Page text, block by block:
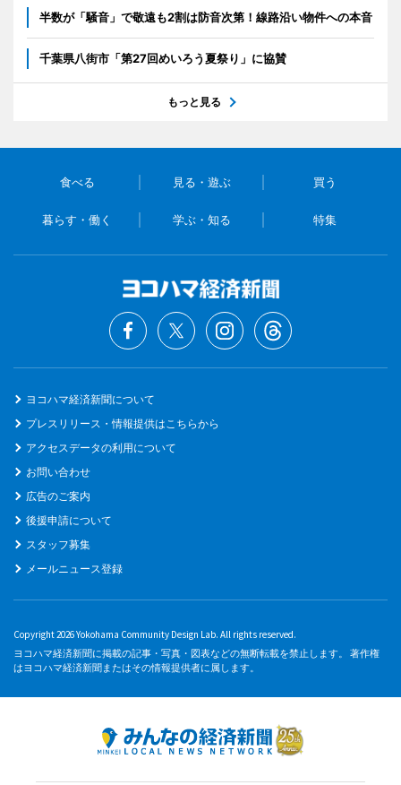
半数が「騒音」で敬遠も2割は防音次第！線路沿い物件への本音
千葉県八街市「第27回めいろう夏祭り」に協賛
もっと見る
食べる 見る・遊ぶ 買う
暮らす・働く 学ぶ・知る 特集
ヨコハマ経済新聞について
プレスリリース・情報提供はこちらから
アクセスデータの利用について
お問い合わせ
広告のご案内
後援申請について
スタッフ募集
メールニュース登録
Copyright 2026 Yokohama Community Design Lab. All rights reserved.
ヨコハマ経済新聞に掲載の記事・写真・図表などの無断転載を禁止します。 著作権
はヨコハマ経済新聞またはその情報提供者に属します。